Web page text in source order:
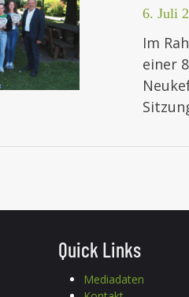
6. Juli
Im
einer
Quick Links
Mediadaten